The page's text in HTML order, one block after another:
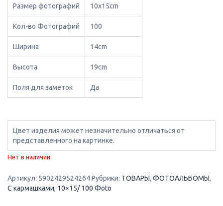
Размер фотографий 10x15cm
Кол-во Фотографий 100
Ширина 14cm
Высота 19cm
Поля для заметок Да
Цвет изделия может незначительно отличаться от
представленного на картинке.
Нет в наличии
Артикул: 5902429524264Рубрики: ТОВАРЫ, ФОТОАЛЬБОМЫ,
С кармашками, 10×15/ 100 Фoto